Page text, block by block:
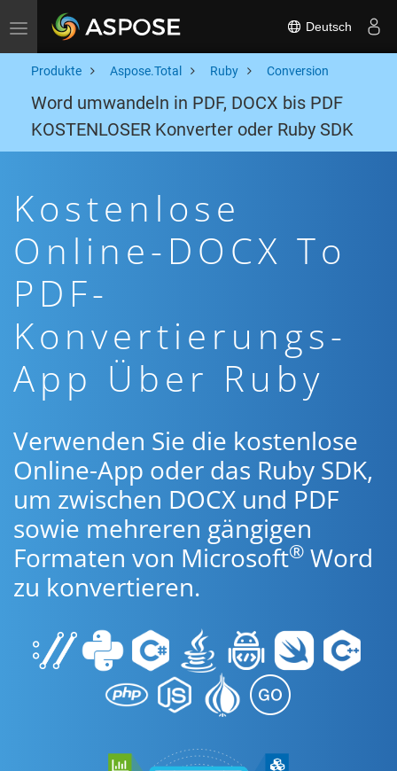
Toggle navigation Deutsch
Produkte Aspose.Total Ruby Conversion
Word umwandeln in PDF, DOCX bis PDF
KOSTENLOSER Konverter oder Ruby SDK
Kostenlose
Online-DOCX To
PDF-
Konvertierungs-
App Über Ruby
Verwenden Sie die kostenlose
Online-App oder das Ruby SDK,
um zwischen DOCX und PDF
sowie mehreren gängigen
Formaten von Microsoft® Word
zu konvertieren.